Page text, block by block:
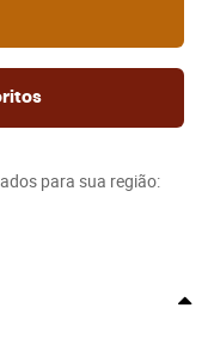
para sua região: